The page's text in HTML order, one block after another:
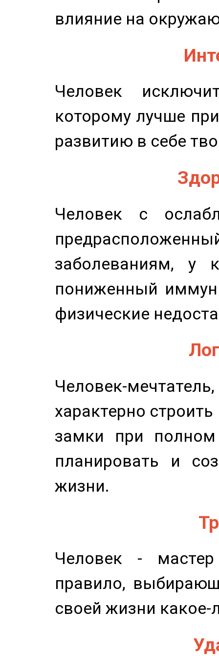
влияние на
Человек
которому лучше
развитию в себе
Человек с
заболеваниям, у
пониженный
физические
Человек-
характерно
замки при полном
планировать и
жизни.
Человек -
правило,
своей жизни какое-